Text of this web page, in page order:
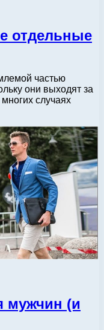
отдельные
частью
они выходят за
случаях
мужчин (и